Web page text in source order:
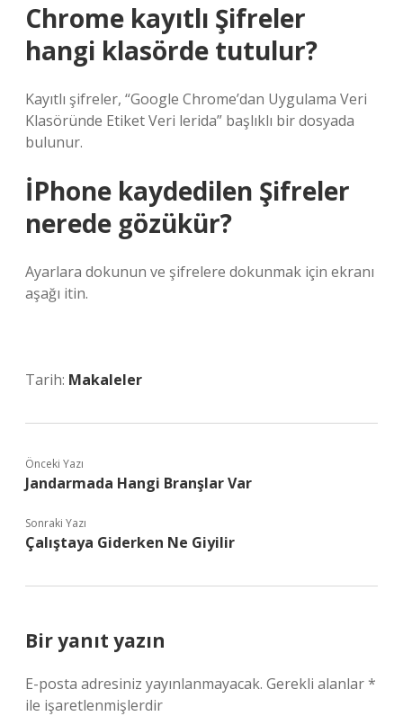
Chrome kayıtlı Şifreler
hangi klasörde tutulur?
Kayıtlı şifreler, “Google Chrome’dan Uygulama Veri
Klasöründe Etiket Veri lerida” başlıklı bir dosyada
bulunur.
İPhone kaydedilen Şifreler
nerede gözükür?
Ayarlara dokunun ve şifrelere dokunmak için ekranı
aşağı itin.
Tarih: Makaleler
Önceki Yazı
Jandarmada Hangi Branşlar Var
Sonraki Yazı
Çalıştaya Giderken Ne Giyilir
Bir yanıt yazın
E-posta adresiniz yayınlanmayacak. Gerekli alanlar*
ile işaretlenmişlerdir